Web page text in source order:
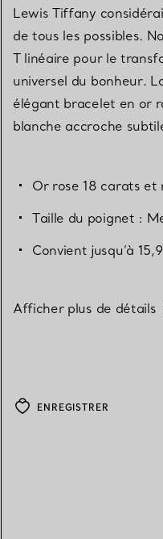
Lewis Tiffany
de tous les possibles.
T linéaire pour le
universel du bonheur.
élégant bracelet en or
blanche accroche
Or rose 18 carats et
Taille du poignet :
Convient jusqu’à
Afficher plus de détails
ENREGISTRER